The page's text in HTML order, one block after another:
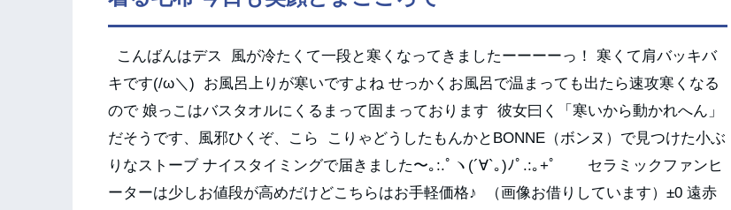
こんばんはデス 風が冷たくて一段と寒くなってきましたーーーーっ！ 寒くて肩バッキバ
キです(/ω＼) お風呂上りが寒いですよね せっかくお風呂で温まっても出たら速攻寒くなる
ので 娘っこはバスタオルにくるまって固まっております 彼女曰く「寒いから動かれへん」
だそうです、風邪ひくぞ、こら こりゃどうしたもんかとBONNE（ボンヌ）で見つけた小ぶ
りなストーブ ナイスタイミングで届きました〜｡:.ﾟヽ(´∀`｡)ﾉﾟ.:｡+ﾟ セラミックファンヒ
ーターは少しお値段が高めだけどこちらはお手軽価格♪ （画像お借りしています）±0 遠赤